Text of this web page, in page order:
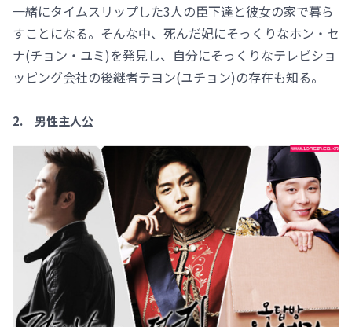
一緒にタイムスリップした3人の臣下達と彼女の家で暮ら
すことになる。そんな中、死んだ妃にそっくりなホン・セ
ナ(チョン・ユミ)を発見し、自分にそっくりなテレビショ
ッピング会社の後継者テヨン(ユチョン)の存在も知る。
2. 男性主人公